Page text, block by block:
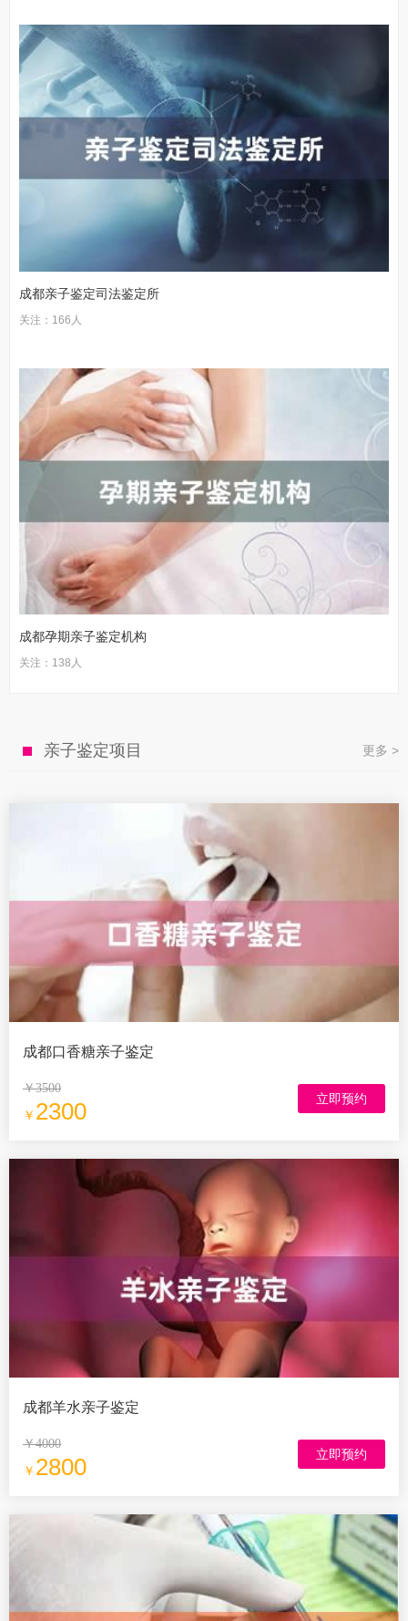
成都亲子鉴定司法鉴定所
关注：166人
成都孕期亲子鉴定机构
关注：138人
亲子鉴定项目 更多 >
成都口香糖亲子鉴定
￥3500
￥ 2300 立即预约
成都羊水亲子鉴定
￥4000
￥ 2800 立即预约